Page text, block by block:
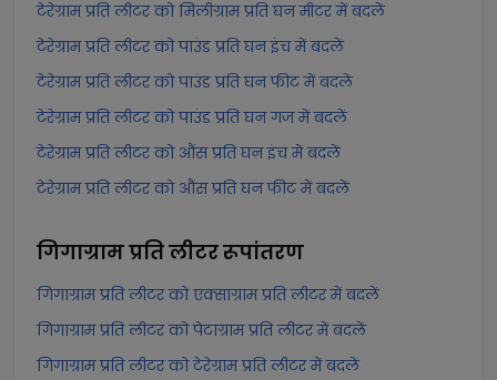
टेरेग्राम प्रति लीटर को मिलीग्राम प्रति घन मीटर में बदलें
टेरेग्राम प्रति लीटर को पाउंड प्रति घन इंच में बदलें
टेरेग्राम प्रति लीटर को पाउंड प्रति घन फीट में बदलें
टेरेग्राम प्रति लीटर को पाउंड प्रति घन गज में बदलें
टेरेग्राम प्रति लीटर को औंस प्रति घन इंच में बदलें
टेरेग्राम प्रति लीटर को औंस प्रति घन फीट में बदलें
गिगाग्राम प्रति लीटररूपांतरण
गिगाग्राम प्रति लीटर को एक्साग्राम प्रति लीटर में बदलें
गिगाग्राम प्रति लीटर को पेटाग्राम प्रति लीटर में बदलें
गिगाग्राम प्रति लीटर को टेरेग्राम प्रति लीटर में बदलें